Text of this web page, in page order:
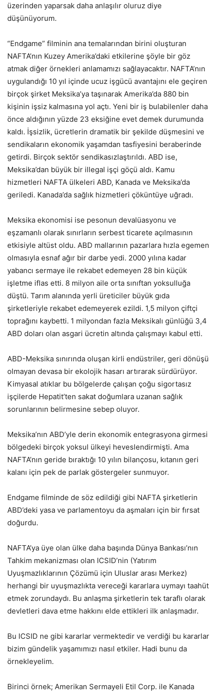
üzerinden yaparsak daha anlaşılır oluruz diye
düşünüyorum.
“Endgame” filminin ana temalarından birini oluşturan
NAFTA’nın Kuzey Amerika’daki etkilerine şöyle bir göz
atmak diğer örnekleri anlamamızı sağlayacaktır. NAFTA’nın
uygulandığı 10 yıl içinde ucuz işgücü avantajını ele geçiren
birçok şirket Meksika’ya taşınarak Amerika’da 880 bin
kişinin işsiz kalmasına yol açtı. Yeni bir iş bulabilenler daha
önce aldığının yüzde 23 eksiğine evet demek durumunda
kaldı. İşsizlik, ücretlerin dramatik bir şekilde düşmesini ve
sendikaların ekonomik yaşamdan tasfiyesini beraberinde
getirdi. Birçok sektör sendikasızlaştırıldı. ABD ise,
Meksika’dan büyük bir illegal işçi göçü aldı. Kamu
hizmetleri NAFTA ülkeleri ABD, Kanada ve Meksika’da
geriledi. Kanada’da sağlık hizmetleri çöküntüye uğradı.
Meksika ekonomisi ise pesonun devalüasyonu ve
eşzamanlı olarak sınırların serbest ticarete açılmasının
etkisiyle altüst oldu. ABD mallarının pazarlara hızla egemen
olmasıyla esnaf ağır bir darbe yedi. 2000 yılına kadar
yabancı sermaye ile rekabet edemeyen 28 bin küçük
işletme iflas etti. 8 milyon aile orta sınıftan yoksulluğa
düştü. Tarım alanında yerli üreticiler büyük gıda
şirketleriyle rekabet edemeyerek ezildi. 1,5 milyon çiftçi
toprağını kaybetti. 1 milyondan fazla Meksikalı günlüğü 3,4
ABD doları olan asgari ücretin altında çalışmayı kabul etti.
ABD-Meksika sınırında oluşan kirli endüstriler, geri dönüşü
olmayan devasa bir ekolojik hasarı artırarak sürdürüyor.
Kimyasal atıklar bu bölgelerde çalışan çoğu sigortasız
işçilerde Hepatit’ten sakat doğumlara uzanan sağlık
sorunlarının belirmesine sebep oluyor.
Meksika’nın ABD’yle derin ekonomik entegrasyona girmesi
bölgedeki birçok yoksul ülkeyi heveslendirmişti. Ama
NAFTA’nın geride bıraktığı 10 yılın bilançosu, kıtanın geri
kalanı için pek de parlak göstergeler sunmuyor.
Endgame filminde de söz edildiği gibi NAFTA şirketlerin
ABD’deki yasa ve parlamentoyu da aşmaları için bir fırsat
doğurdu.
NAFTA’ya üye olan ülke daha başında Dünya Bankası’nın
Tahkim mekanizması olan ICSID’nin (Yatırım
Uyuşmazlıklarının Çözümü için Uluslar arası Merkez)
herhangi bir uyuşmazlıkta vereceği kararlara uymayı taahüt
etmek zorundaydı. Bu anlaşma şirketlerin tek taraflı olarak
devletleri dava etme hakkını elde ettikleri ilk anlaşmadır.
Bu ICSID ne gibi kararlar vermektedir ve verdiği bu kararlar
bizim gündelik yaşamımızı nasıl etkiler. Hadi bunu da
örnekleyelim.
Birinci örnek; Amerikan Sermayeli Etil Corp. ile Kanada